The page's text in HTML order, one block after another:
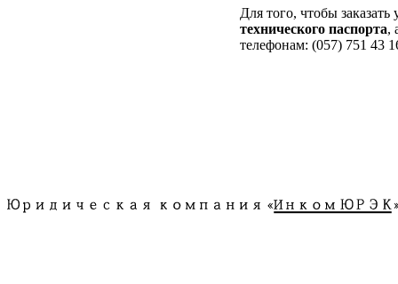
Для того, чтобы
технического паспорта,
телефонам: (057) 751 43